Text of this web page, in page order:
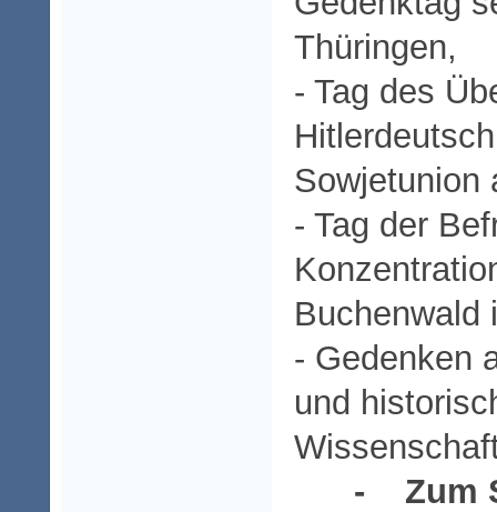
Thüringen,
- Tag des
Sowjetunion
- Tag der
Buchenwald
- Gedenken
und
- Zum